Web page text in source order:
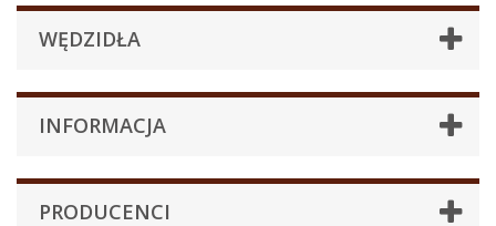
WĘDZIDŁA
INFORMACJA
PRODUCENCI